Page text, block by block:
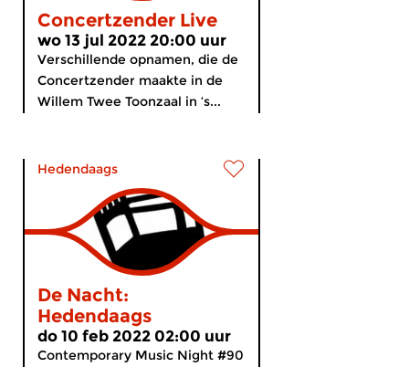
Concertzender Live
wo 13 jul 2022 20:00 uur
Verschillende opnamen, die de
Concertzender maakte in de
Willem Twee Toonzaal in ‘s...
Hedendaags
De Nacht:
Hedendaags
do 10 feb 2022 02:00 uur
Contemporary Music Night #90